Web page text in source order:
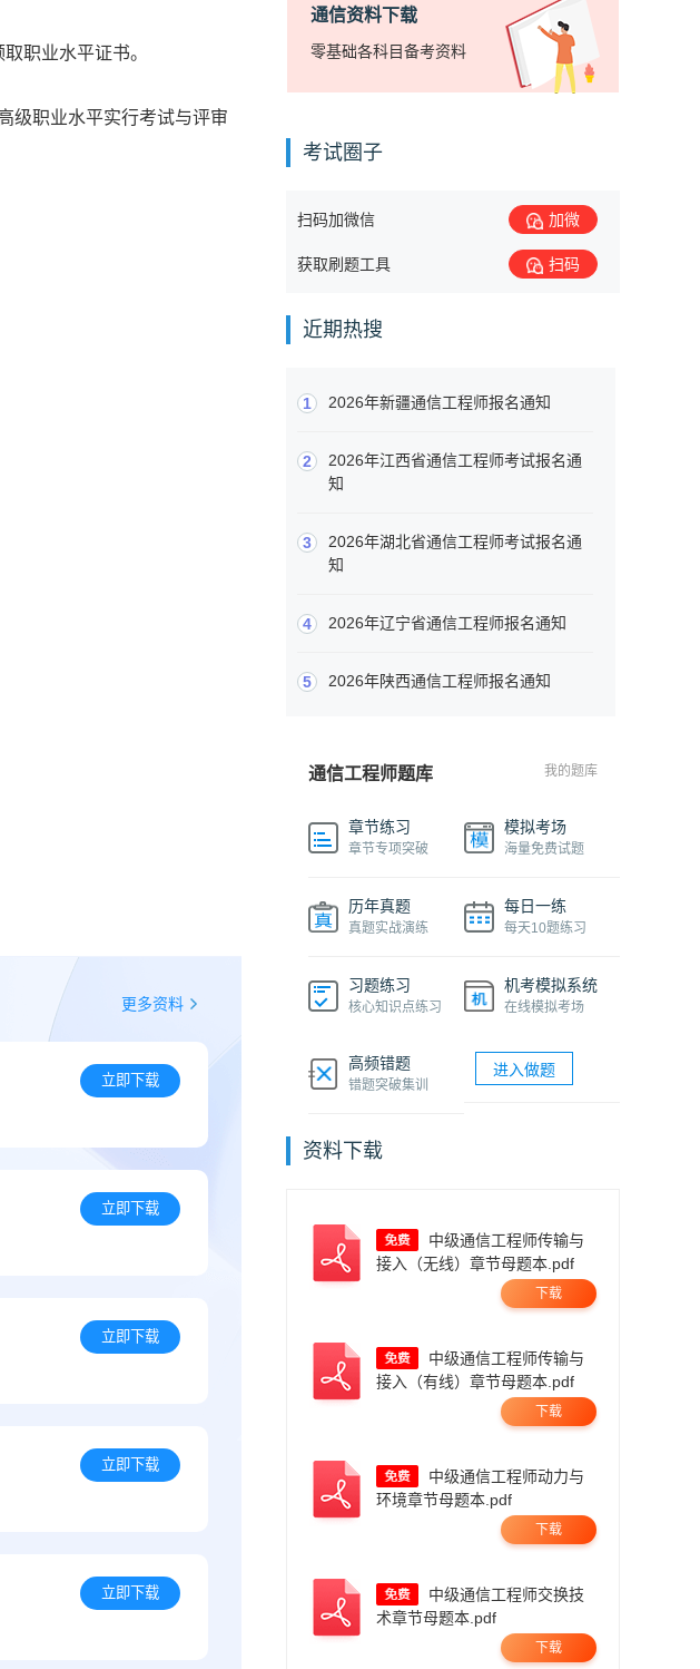
职业水平证书。
级职业水平实行考试与评审
更多资料
立即下载
立即下载
立即下载
立即下载
立即下载
通信资料下载
零基础各科目备考资料
考试圈子
扫码加微信 加微
获取刷题工具 扫码
近期热搜
1 2026年新疆通信工程师报名通知
2
2026年江西省通信工程师考试报名通
知
3
2026年湖北省通信工程师考试报名通
知
4 2026年辽宁省通信工程师报名通知
5 2026年陕西通信工程师报名通知
通信工程师题库 我的题库
章节练习
章节专项突破
模拟考场
海量免费试题
历年真题
真题实战演练
每日一练
每天10题练习
习题练习
核心知识点练习
机考模拟系统
在线模拟考场
高频错题
错题突破集训
进入做题
资料下载
接入（无线）章节母题本.pdf
下载
接入（有线）章节母题本.pdf
下载
环境章节母题本.pdf
下载
术章节母题本.pdf
下载